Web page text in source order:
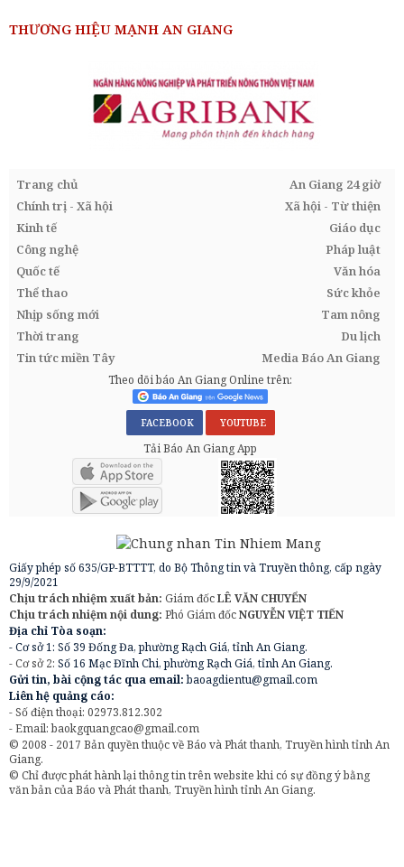
THƯƠNG HIỆU MẠNH AN GIANG
Trang chủ
An Giang 24 giờ
Chính trị - Xã hội
Xã hội - Từ thiện
Kinh tế
Giáo dục
Công nghệ
Pháp luật
Quốc tế
Văn hóa
Thể thao
Sức khỏe
Nhịp sống mới
Tam nông
Thời trang
Du lịch
Tin tức miền Tây
Media Báo An Giang
Theo dõi báo An Giang Online trên:
FACEBOOK YOUTUBE
Tải Báo An Giang App
Giấy phép số 635/GP-BTTTT, do Bộ Thông tin và Truyền thông, cấp ngày
29/9/2021
Chịu trách nhiệm xuất bản: Giám đốcLÊ VĂN CHUYỂN
Chịu trách nhiệm nội dung: Phó Giám đốcNGUYỄN VIỆT TIẾN
Địa chỉ Tòa soạn:
- Cơ sở 1: Số 39 Đống Đa, phường Rạch Giá, tỉnh An Giang.
- Cơ sở 2: Số 16 Mạc Đĩnh Chi, phường Rạch Giá, tỉnh An Giang.
Gửi tin, bài cộng tác qua email:baoagdientu@gmail.com
Liên hệ quảng cáo:
- Số điện thoại: 02973.812.302
- Email:baokgquangcao@gmail.com
© 2008 - 2017 Bản quyền thuộc về Báo và Phát thanh, Truyền hình tỉnh An
Giang.
© Chỉ được phát hành lại thông tin trên website khi có sự đồng ý bằng
văn bản của Báo và Phát thanh, Truyền hình tỉnh An Giang.